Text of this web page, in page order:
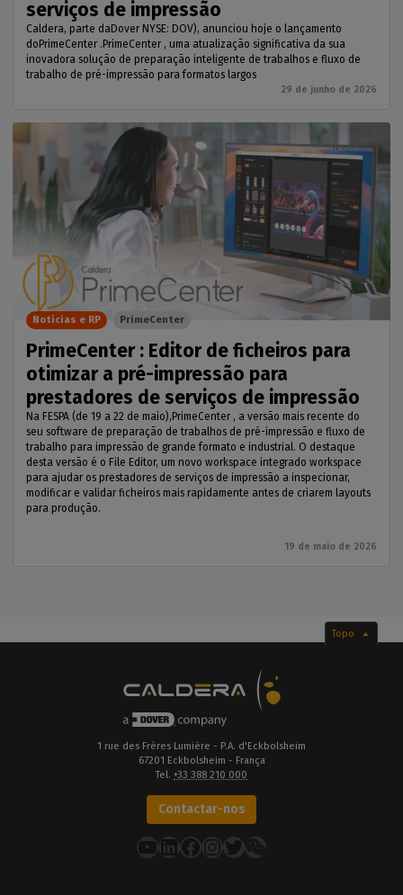
serviços de impressão
Caldera, parte daDover NYSE: DOV), anunciou hoje o lançamento
doPrimeCenter .PrimeCenter , uma atualização significativa da sua
inovadora solução de preparação inteligente de trabalhos e fluxo de
trabalho de pré-impressão para formatos largos
29 de junho de 2026
PrimeCenter : Editor de ficheiros para
otimizar a pré-impressão para
prestadores de serviços de impressão
Na FESPA (de 19 a 22 de maio),PrimeCenter , a versão mais recente do
seu software de preparação de trabalhos de pré-impressão e fluxo de
trabalho para impressão de grande formato e industrial. O destaque
desta versão é o File Editor, um novo workspace integrado workspace
para ajudar os prestadores de serviços de impressão a inspecionar,
modificar e validar ficheiros mais rapidamente antes de criarem layouts
para produção.
19 de maio de 2026
Notícias e RP PrimeCenter
Topo
1 rue des Frères Lumière - P.A. d'Eckbolsheim
67201 Eckbolsheim - França
Tel. +33 388 210 000
Contactar-nos
YouTube
LinkedIn
Facebook
Instagram
Twitter